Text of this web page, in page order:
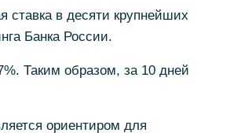
ставка в десяти крупнейших
Банка России.
Таким образом, за 10 дней
ориентиром для